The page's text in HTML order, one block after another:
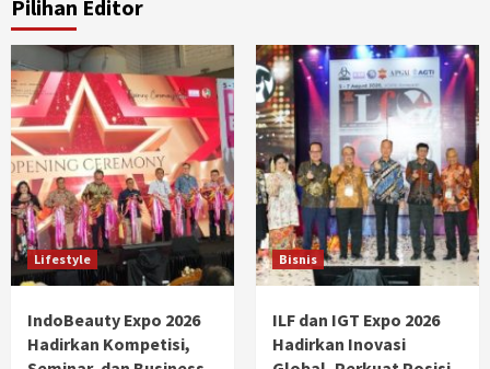
Pilihan Editor
Lifestyle
IndoBeauty Expo 2026
Hadirkan Kompetisi,
Bisnis
ILF dan IGT Expo 2026
Hadirkan Inovasi